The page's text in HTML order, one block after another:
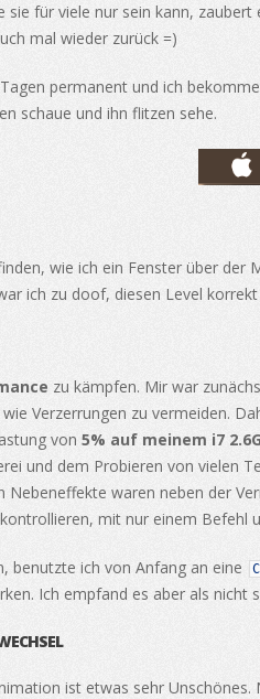
sie für viele nur sein kann,
mal wieder zurück =)
permanent und ich
schaue und ihn flitzen sehe.
wie ich ein Fenster über der
ich zu doof, diesen Level
zu kämpfen. Mir war
Verzerrungen zu vermeiden.
von 5% auf meinem i7
und dem Probieren von vielen
Nebeneffekte waren neben der
mit nur einem
benutzte ich von Anfang an eine
Ich empfand es aber als nicht
ist etwas sehr